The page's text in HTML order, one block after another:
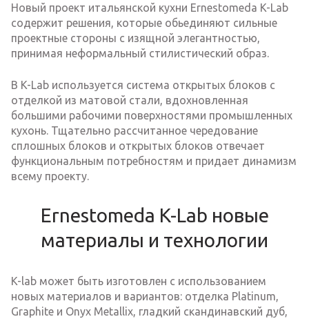
Новый проект итальянской кухни Ernestomeda K-Lab
содержит решения, которые обьединяют сильные
проектные стороны с изящной элегантностью,
принимая неформальный стилистический образ.
В K-Lab используется система открытых блоков с
отделкой из матовой стали, вдохновленная
большими рабочими поверхностями промышленных
кухонь. Тщательно рассчитанное чередование
сплошных блоков и открытых блоков отвечает
функциональным потребностям и придает динамизм
всему проекту.
Ernestomeda K-Lab новые
материалы и технологии
K-lab может быть изготовлен с использованием
новых материалов и вариантов: отделка Platinum,
Graphite и Onyx Metallix, гладкий скандинавский дуб,